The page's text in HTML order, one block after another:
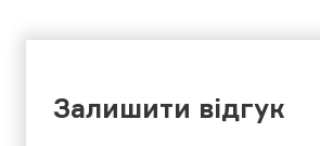
Залишити відгук